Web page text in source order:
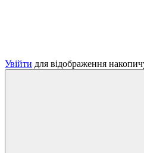
Увійти для відображення